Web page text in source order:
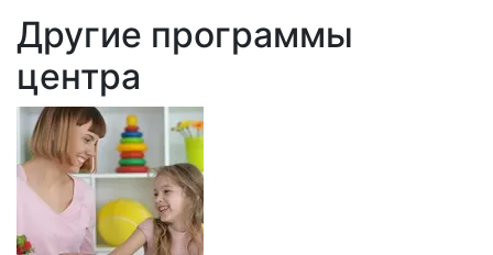
Другие программы
центра